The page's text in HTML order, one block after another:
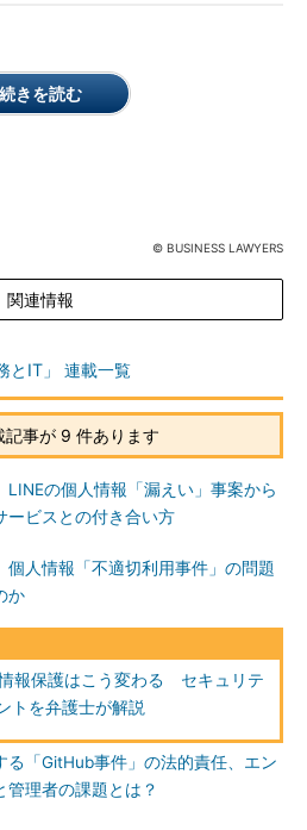
続きを読む
© BUSINESS LAWYERS
関連情報
とIT」 連載一覧
記事が 9 件あります
LINEの個人情報「漏えい」事案から
ービスとの付き合い方
個人情報「不適切利用事件」の問題
か
報保護はこう変わる セキュリテ
トを弁護士が解説
る「GitHub事件」の法的責任、エン
管理者の課題とは？